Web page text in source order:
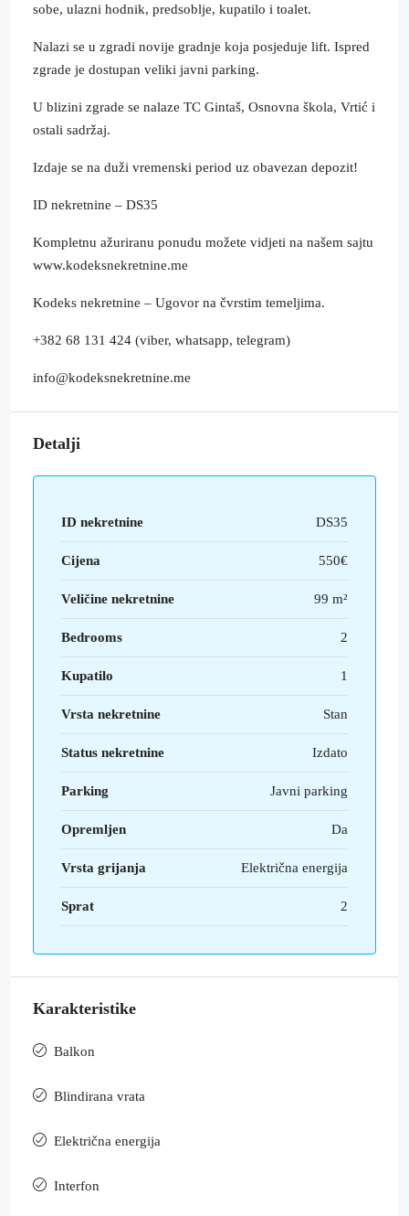
sobe, ulazni hodnik, predsoblje, kupatilo i toalet.
Nalazi se u zgradi novije gradnje koja posjeduje lift. Ispred
zgrade je dostupan veliki javni parking.
U blizini zgrade se nalaze TC Gintaš, Osnovna škola, Vrtić i
ostali sadržaj.
Izdaje se na duži vremenski period uz obavezan depozit!
ID nekretnine – DS35
Kompletnu ažuriranu ponudu možete vidjeti na našem sajtu
www.kodeksnekretnine.me
Kodeks nekretnine – Ugovor na čvrstim temeljima.
+382 68 131 424 (viber, whatsapp, telegram)
info@kodeksnekretnine.me
Detalji
ID nekretnine DS35
Cijena 550€
Veličine nekretnine 99 m²
Bedrooms 2
Kupatilo 1
Vrsta nekretnine Stan
Status nekretnine Izdato
Parking Javni parking
Opremljen Da
Vrsta grijanja Električna energija
Sprat 2
Karakteristike
Balkon
Blindirana vrata
Električna energija
Interfon